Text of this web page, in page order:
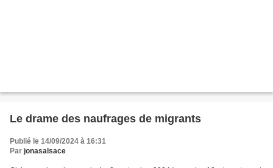
Le drame des naufrages de migrants
Publié le 14/09/2024 à 16:31
Par jonasalsace